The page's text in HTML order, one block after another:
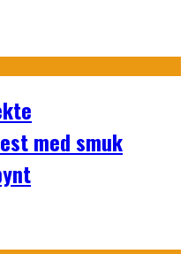
med smuk